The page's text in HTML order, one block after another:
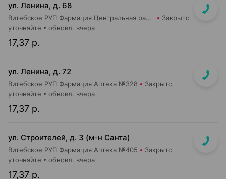
ул. Ленина, д. 68
Витебское РУП Фармация Центральная районная аптека №16 Закрыто
17,37 р.
уточняйте обновл. вчера
ул. Ленина, д. 72
Витебское РУП Фармация Аптека №328 Закрыто
17,37 р.
уточняйте обновл. вчера
ул. Строителей, д. 3 (м-н Санта)
Витебское РУП Фармация Аптека №405 Закрыто
17,37 р.
уточняйте обновл. вчера